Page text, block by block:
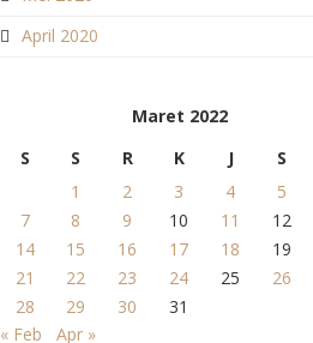
April 2020
Maret 2022
S
S R K J S
1
2 3 4 5
7
8 9 10 11 12
14
15 16 17 18 19
21
22 23 24 25 26
28
29 30
31
« Feb
Apr »